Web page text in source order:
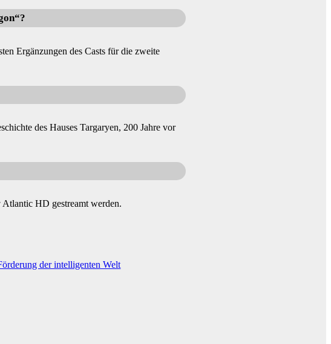
Ergänzungen des Casts für die zweite
des Hauses Targaryen, 200 Jahre vor
HD gestreamt werden.
der intelligenten Welt